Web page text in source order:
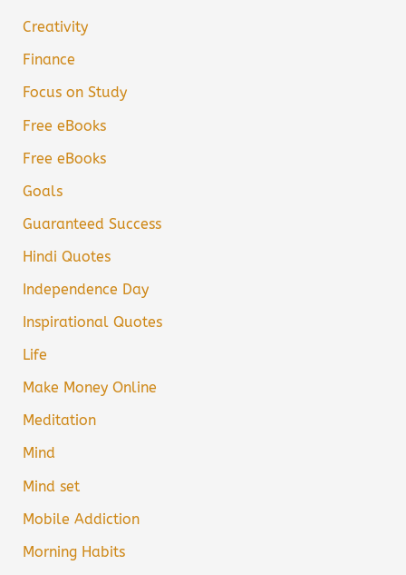
Creativity
Finance
Focus on Study
Free eBooks
Free eBooks
Goals
Guaranteed Success
Hindi Quotes
Independence Day
Inspirational Quotes
Life
Make Money Online
Meditation
Mind
Mind set
Mobile Addiction
Morning Habits